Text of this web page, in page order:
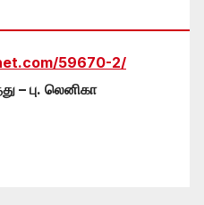
59670-2/
– பு. லெனிகா